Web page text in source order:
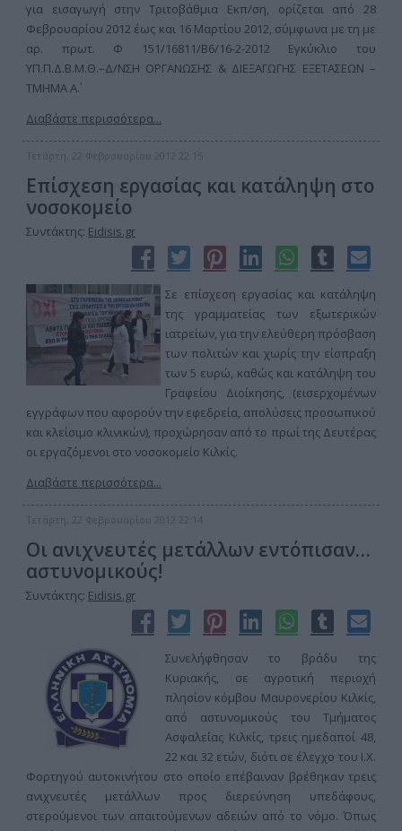
για εισαγωγή στην Τριτοβάθμια Εκπ/ση, ορίζεται από 28
Φεβρουαρίου 2012 έως και 16 Μαρτίου 2012, σύμφωνα με τη με
αρ. πρωτ. Φ 151/16811/Β6/16-2-2012 Εγκύκλιο του
ΥΠ.Π.Δ.Β.Μ.Θ.–Δ/ΝΣΗ ΟΡΓΑΝΩΣΗΣ & ΔΙΕΞΑΓΩΓΗΣ ΕΞΕΤΑΣΕΩΝ –
ΤΜΗΜΑ Α΄.
Διαβάστε περισσότερα...
Τετάρτη, 22 Φεβρουαρίου 2012 22:15
Επίσχεση εργασίας και κατάληψη στο
νοσοκομείο
Συντάκτης: Eidisis.gr
Σε επίσχεση εργασίας και κατάληψη
της γραμματείας των εξωτερικών
ιατρείων, για την ελεύθερη πρόσβαση
των πολιτών και χωρίς την είσπραξη
των 5 ευρώ, καθώς και κατάληψη του
Γραφείου Διοίκησης, (εισερχομένων
εγγράφων που αφορούν την εφεδρεία, απολύσεις προσωπικού
και κλείσιμο κλινικών), προχώρησαν από το πρωί της Δευτέρας
οι εργαζόμενοι στο νοσοκομείο Κιλκίς.
Διαβάστε περισσότερα...
Τετάρτη, 22 Φεβρουαρίου 2012 22:14
Οι ανιχνευτές μετάλλων εντόπισαν…
αστυνομικούς!
Συντάκτης: Eidisis.gr
Συνελήφθησαν το βράδυ της
Κυριακής, σε αγροτική περιοχή
πλησίον κόμβου Μαυρονερίου Κιλκίς,
από αστυνομικούς του Τμήματος
Ασφαλείας Κιλκίς, τρεις ημεδαποί 48,
22 και 32 ετών, διότι σε έλεγχο του Ι.Χ.
Φορτηγού αυτοκινήτου στο οποίο επέβαιναν βρέθηκαν τρεις
ανιχνευτές μετάλλων προς διερεύνηση υπεδάφους,
στερούμενοι των απαιτούμενων αδειών από το νόμο. Όπως